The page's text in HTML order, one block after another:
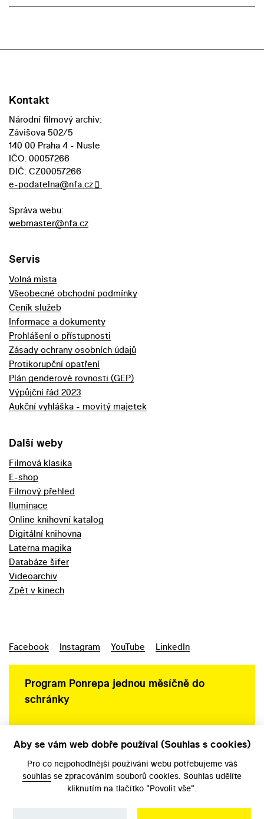
Kontakt
Národní filmový archiv:
Závišova 502/5
140 00 Praha 4 - Nusle
IČO: 00057266
DIČ: CZ00057266
e-podatelna@nfa.cz
Správa webu:
webmaster@nfa.cz
Servis
Volná místa
Všeobecné obchodní podmínky
Ceník služeb
Informace a dokumenty
Prohlášení o přístupnosti
Zásady ochrany osobních údajů
Protikorupční opatření
Plán genderové rovnosti (GEP)
Výpůjční řád 2023
Aukční vyhláška - movitý majetek
Další weby
Filmová klasika
E-shop
Filmový přehled
Iluminace
Online knihovní katalog
Digitální knihovna
Laterna magika
Databáze šifer
Videoarchiv
Zpět v kinech
Facebook Instagram YouTube LinkedIn
Program Ponrepa jednou měsíčně do
schránky
Aby se vám web dobře používal (Souhlas s cookies)
Pro co nejpohodlnější používání webu potřebujeme váš
souhlas se zpracováním souborů cookies. Souhlas udělíte
kliknutím na tlačítko "Povolit vše".